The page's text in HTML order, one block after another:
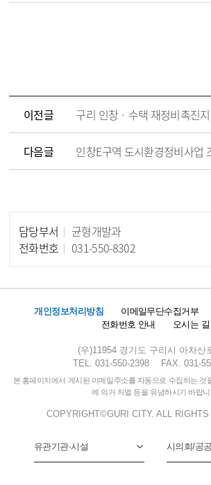
이전글
다음글
담당부서
균형개발과
전화번호
031-550-8302
개인정보처리방침 이메일무단수집거부
전화번호 안내
오시는 길
(우)11954 경기도 구리시 아차산
TEL. 031-550-2398
FAX. 031-
본 홈페이지에서 게시된 이메일주소를 자동으로 수집하는 것
에 의거 처벌 등을 유념하시기 바랍니
COPYRIGHT©GURI CITY. ALL
유관기관·시설 시의회/공